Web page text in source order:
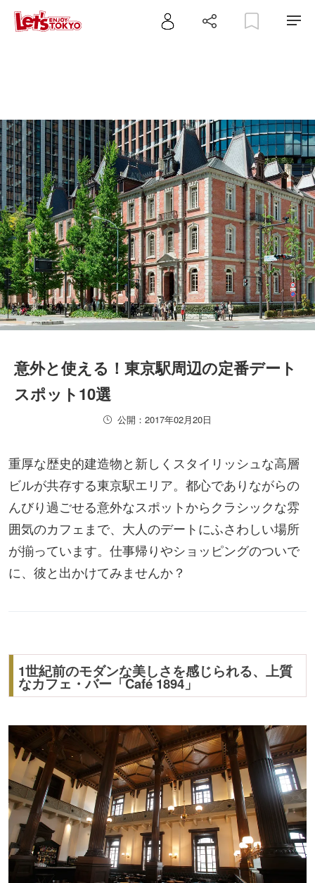
意外と使える！東京駅周辺の定番デート
スポット10選
公開：2017年02月20日
重厚な歴史的建造物と新しくスタイリッシュな高層
ビルが共存する東京駅エリア。都心でありながらの
んびり過ごせる意外なスポットからクラシックな雰
囲気のカフェまで、大人のデートにふさわしい場所
が揃っています。仕事帰りやショッピングのついで
に、彼と出かけてみませんか？
1世紀前のモダンな美しさを感じられる、上質
なカフェ・バー「Café 1894」